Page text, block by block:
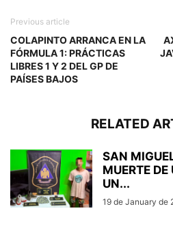
Previous article
COLAPINTO ARRANCA EN LA
FÓRMULA 1: PRÁCTICAS
LIBRES 1 Y 2 DEL GP DE
PAÍSES BAJOS
RELATED
SAN
MUERTE
UN...
19 de January de